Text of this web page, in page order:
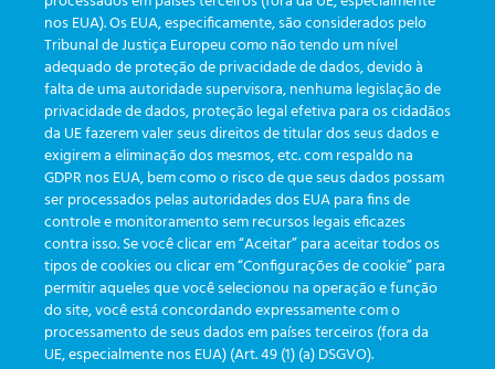
Versión Web
Versión Web
nos EUA). Os EUA, especificamente, são considerados pelo
Tribunal de Justiça Europeu como não tendo um nível
adequado de proteção de privacidade de dados, devido à
falta de uma autoridade supervisora, nenhuma legislação de
privacidade de dados, proteção legal efetiva para os cidadãos
da UE fazerem valer seus direitos de titular dos seus dados e
exigirem a eliminação dos mesmos, etc. com respaldo na
GDPR nos EUA, bem como o risco de que seus dados possam
ser processados pelas autoridades dos EUA para fins de
controle e monitoramento sem recursos legais eficazes
contra isso. Se você clicar em “Aceitar” para aceitar todos os
tipos de cookies ou clicar em “Configurações de cookie” para
permitir aqueles que você selecionou na operação e função
do site, você está concordando expressamente com o
processamento de seus dados em países terceiros (fora da
UE, especialmente nos EUA) (Art. 49 (1) (a) DSGVO).